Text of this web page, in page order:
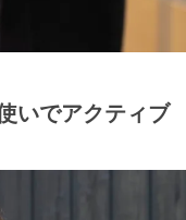
いでアクティブ